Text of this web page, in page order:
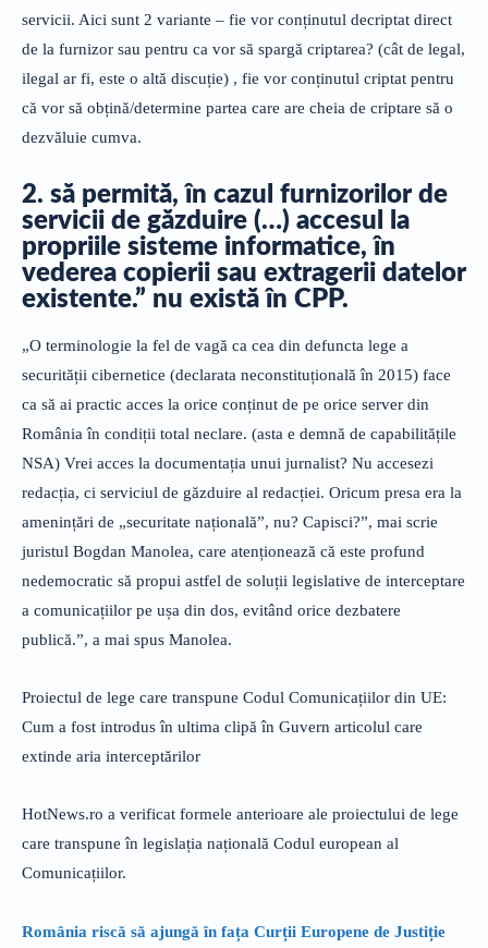
servicii. Aici sunt 2 variante – fie vor conținutul decriptat direct
de la furnizor sau pentru ca vor să spargă criptarea? (cât de legal,
ilegal ar fi, este o altă discuție) , fie vor conținutul criptat pentru
că vor să obțină/determine partea care are cheia de criptare să o
dezvăluie cumva.
2. să permită, în cazul furnizorilor de
servicii de găzduire (…) accesul la
propriile sisteme informatice, în
vederea copierii sau extragerii datelor
existente.” nu există în CPP.
„O terminologie la fel de vagă ca cea din defuncta lege a
securității cibernetice (declarata neconstituțională în 2015) face
ca să ai practic acces la orice conținut de pe orice server din
România în condiții total neclare. (asta e demnă de capabilitățile
NSA) Vrei acces la documentația unui jurnalist? Nu accesezi
redacția, ci serviciul de găzduire al redacției. Oricum presa era la
amenințări de „securitate națională”, nu? Capisci?”, mai scrie
juristul Bogdan Manolea, care atenționează că este profund
nedemocratic să propui astfel de soluții legislative de interceptare
a comunicațiilor pe ușa din dos, evitând orice dezbatere
publică.”, a mai spus Manolea.
Proiectul de lege care transpune Codul Comunicațiilor din UE:
Cum a fost introdus în ultima clipă în Guvern articolul care
extinde aria interceptărilor
HotNews.ro a verificat formele anterioare ale proiectului de lege
care transpune în legislația națională Codul european al
Comunicațiilor.
România riscă să ajungă în fața Curții Europene de Justiție